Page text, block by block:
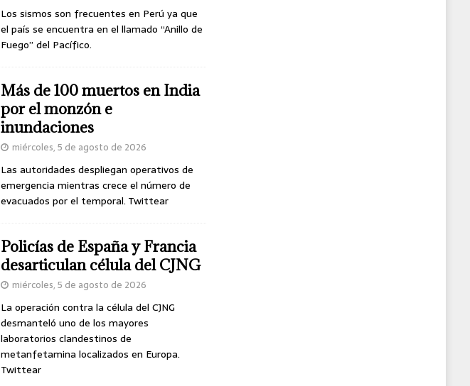
Los sismos son frecuentes en Perú ya que
el país se encuentra en el llamado “Anillo de
Fuego” del Pacífico.
Más de 100 muertos en India
por el monzón e
inundaciones
miércoles, 5 de agosto de 2026
Las autoridades despliegan operativos de
emergencia mientras crece el número de
evacuados por el temporal. Twittear
Policías de España y Francia
desarticulan célula del CJNG
miércoles, 5 de agosto de 2026
La operación contra la célula del CJNG
desmanteló uno de los mayores
laboratorios clandestinos de
metanfetamina localizados en Europa.
Twittear